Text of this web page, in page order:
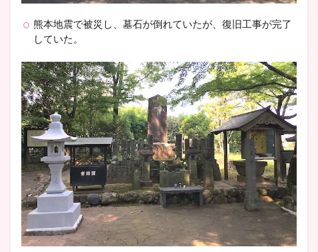
熊本地震で被災し、墓石が倒れていたが、復旧工事が完了
していた。